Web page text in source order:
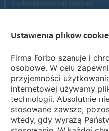
Wybierz kraj
My Forbo
NEWSLETTER
Ustawienia plików
Firma Forbo szanuje i
osobowe. W celu
przyjemności
internetowej używamy
technologii. Absolutnie
stosowane zawsze,
wtedy, gdy wyrażą